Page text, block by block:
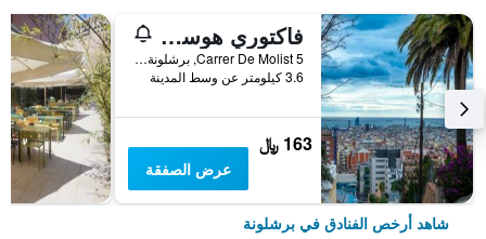
فاكتوري هوستلز بارسيلونا
Carrer De Molist 5, برشلونة, أسبانيا
3.6 كيلومتر عن وسط المدينة
163 ﷼
عرض الصفقة
شاهد أرخص الفنادق في برشلونة